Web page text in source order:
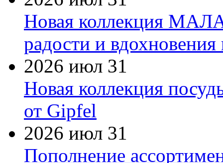
Новая коллекция
радости и
2026 июл 31
Новая коллекция
от Gipfel
2026 июл 31
Пополнение